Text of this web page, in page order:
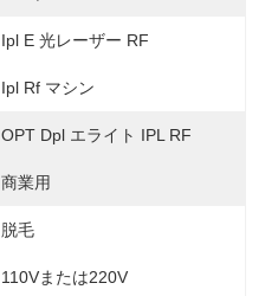
Ipl E 光レーザー RF
Ipl Rf マシン
OPT Dpl エライト IPL RF
商業用
脱毛
110Vまたは220V